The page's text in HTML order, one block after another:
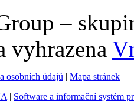
–
vyhrazena
osobních údajů | Mapa stránek
| Software a informační systém